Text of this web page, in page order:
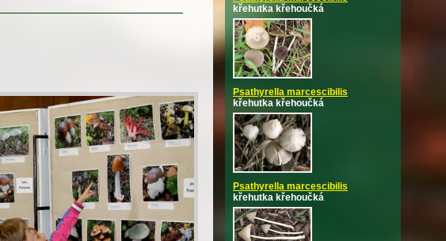
křehutka křehoučká
Psathyrella marcescibilis
křehutka křehoučká
Psathyrella marcescibilis
křehutka křehoučká